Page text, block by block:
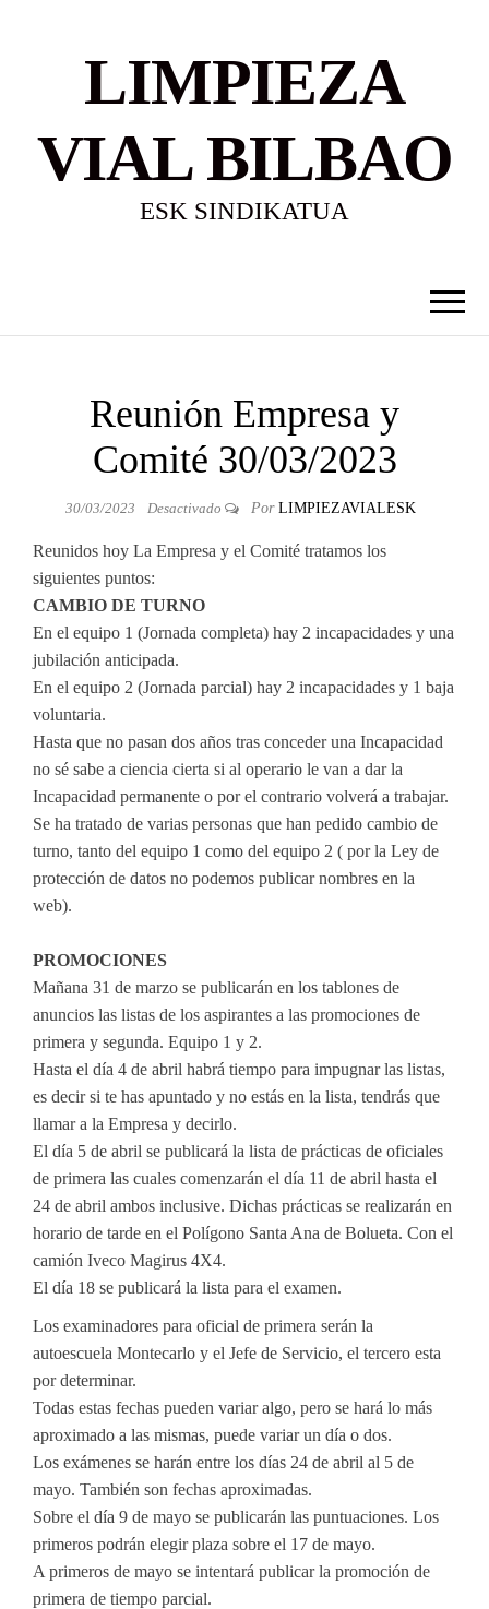
LIMPIEZA
VIAL BILBAO
ESK SINDIKATUA
Reunión Empresa y
Comité 30/03/2023
30/03/2023 Desactivado Por LIMPIEZAVIALESK
Reunidos hoy La Empresa y el Comité tratamos los
siguientes puntos:
CAMBIO DE TURNO
En el equipo 1 (Jornada completa) hay 2 incapacidades y una
jubilación anticipada.
En el equipo 2 (Jornada parcial) hay 2 incapacidades y 1 baja
voluntaria.
Hasta que no pasan dos años tras conceder una Incapacidad
no sé sabe a ciencia cierta si al operario le van a dar la
Incapacidad permanente o por el contrario volverá a trabajar.
Se ha tratado de varias personas que han pedido cambio de
turno, tanto del equipo 1 como del equipo 2 ( por la Ley de
protección de datos no podemos publicar nombres en la
web).
PROMOCIONES
Mañana 31 de marzo se publicarán en los tablones de
anuncios las listas de los aspirantes a las promociones de
primera y segunda. Equipo 1 y 2.
Hasta el día 4 de abril habrá tiempo para impugnar las listas,
es decir si te has apuntado y no estás en la lista, tendrás que
llamar a la Empresa y decirlo.
El día 5 de abril se publicará la lista de prácticas de oficiales
de primera las cuales comenzarán el día 11 de abril hasta el
24 de abril ambos inclusive. Dichas prácticas se realizarán en
horario de tarde en el Polígono Santa Ana de Bolueta. Con el
camión Iveco Magirus 4X4.
El día 18 se publicará la lista para el examen.
Los examinadores para oficial de primera serán la
autoescuela Montecarlo y el Jefe de Servicio, el tercero esta
por determinar.
Todas estas fechas pueden variar algo, pero se hará lo más
aproximado a las mismas, puede variar un día o dos.
Los exámenes se harán entre los días 24 de abril al 5 de
mayo. También son fechas aproximadas.
Sobre el día 9 de mayo se publicarán las puntuaciones. Los
primeros podrán elegir plaza sobre el 17 de mayo.
A primeros de mayo se intentará publicar la promoción de
primera de tiempo parcial.